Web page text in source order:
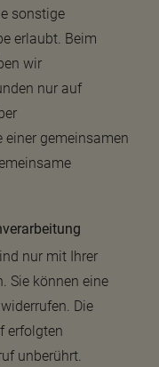
sonstige
erlaubt. Beim
wir
nur auf
einer gemeinsamen
nur mit Ihrer
Sie können eine
Die
erfolgten
unberührt.